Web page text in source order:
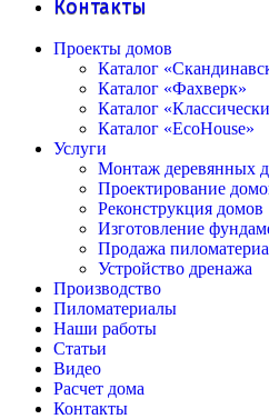
Контакты
Проекты домов
Каталог
Каталог «Фахверк»
Каталог
Каталог «EcoHouse»
Услуги
Монтаж деревянных
Проектирование
Реконструкция домов
Изготовление
Продажа
Устройство дренажа
Производство
Пиломатериалы
Наши работы
Статьи
Видео
Расчет дома
Контакты